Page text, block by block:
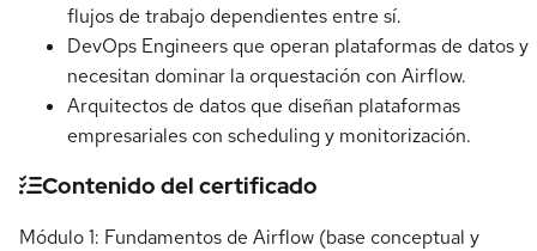
flujos de trabajo dependientes entre sí.
DevOps Engineers que operan plataformas de datos y
necesitan dominar la orquestación con Airflow.
Arquitectos de datos que diseñan plataformas
empresariales con scheduling y monitorización.
Contenido del certificado
Módulo 1: Fundamentos de Airflow (base conceptual y